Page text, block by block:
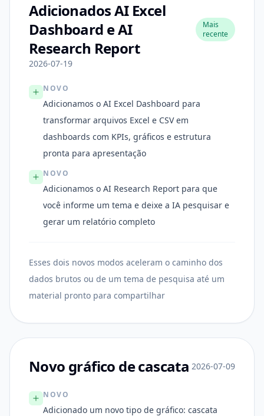
Adicionados AI Excel
Dashboard e AI
Research Report
Mais
recente
2026-07-19
NOVO
Adicionamos o AI Excel Dashboard para
transformar arquivos Excel e CSV em
dashboards com KPIs, gráficos e estrutura
pronta para apresentação
NOVO
Adicionamos o AI Research Report para que
você informe um tema e deixe a IA pesquisar e
gerar um relatório completo
Esses dois novos modos aceleram o caminho dos
dados brutos ou de um tema de pesquisa até um
material pronto para compartilhar
Novo gráfico de cascata 2026-07-09
NOVO
Adicionado um novo tipo de gráfico: cascata